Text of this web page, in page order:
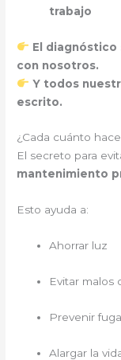
trabajo
El diagnóstico
con nosotros.
Y todos
escrito.
¿Cada cuánto
El secreto para
mantenimiento
Esto ayuda a:
Ahorrar luz
Evitar malos
Prevenir
Alargar la